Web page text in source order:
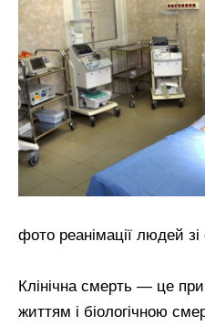
фото реанімації людей зі
Клінічна смерть — це
життям і біологічною